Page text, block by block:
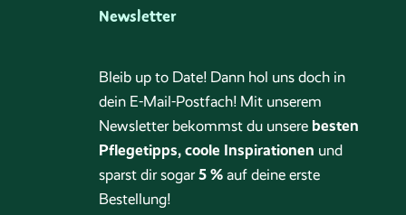
Newsletter
Bleib up to Date! Dann hol uns doch in
dein E-Mail-Postfach! Mit unserem
Newsletter bekommst du unsere besten
Pflegetipps, coole Inspirationen und
sparst dir sogar5 % auf deine erste
Bestellung!